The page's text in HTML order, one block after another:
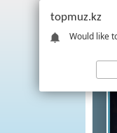
topmuz.kz
Would like